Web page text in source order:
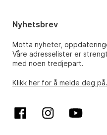
Nyhetsbrev
Motta nyheter,
Våre adresselister er
med noen tredjepart.
Klikk her for å melde deg på.